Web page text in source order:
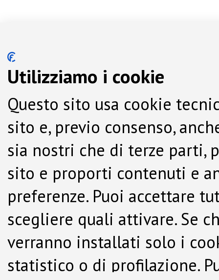
Utilizziamo i cookie
Questo sito usa cookie
sito e, previo consenso,
sia nostri che di terze parti,
sito e proporti contenuti e
preferenze. Puoi accettare
scegliere quali attivare. Se
verranno installati solo i
statistico o di profilazione.